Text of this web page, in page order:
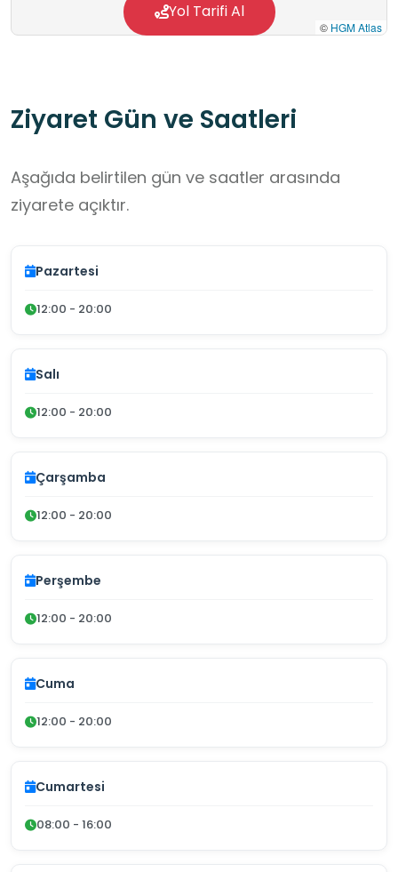
© HGM Atlas
Yol Tarifi Al
Ziyaret Gün ve Saatleri
Aşağıda belirtilen gün ve saatler arasında
ziyarete açıktır.
Pazartesi
12:00 - 20:00
Salı
12:00 - 20:00
Çarşamba
12:00 - 20:00
Perşembe
12:00 - 20:00
Cuma
12:00 - 20:00
Cumartesi
08:00 - 16:00